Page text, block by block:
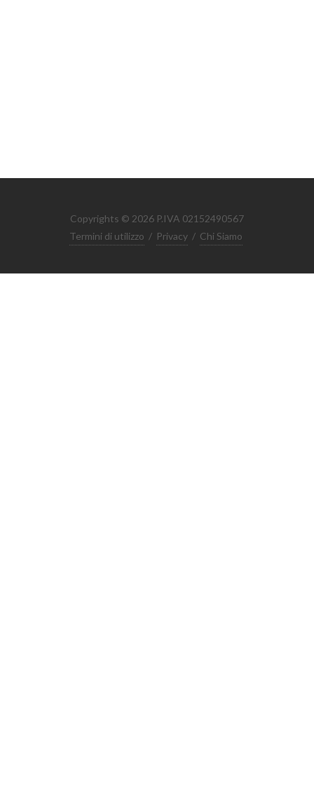
Copyrights © 2026 P.IVA 02152490567
Termini di utilizzo / Privacy / Chi Siamo